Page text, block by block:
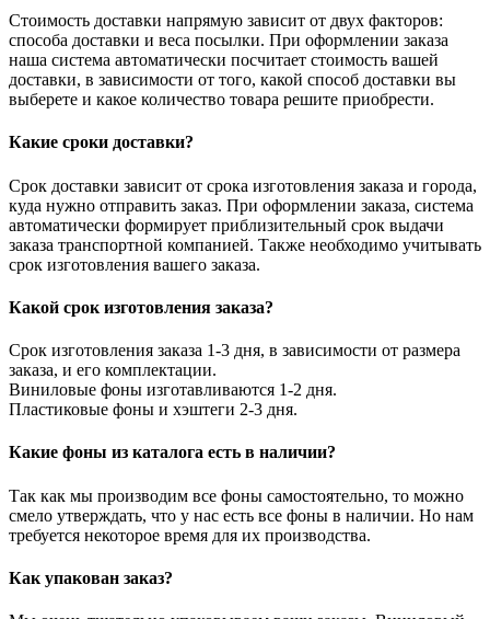
Стоимость доставки напрямую зависит от двух факторов:
способа доставки и веса посылки. При оформлении заказа
наша система автоматически посчитает стоимость вашей
доставки, в зависимости от того, какой способ доставки вы
выберете и какое количество товара решите приобрести.
Какие сроки доставки?
Срок доставки зависит от срока изготовления заказа и города,
куда нужно отправить заказ. При оформлении заказа, система
автоматически формирует приблизительный срок выдачи
заказа транспортной компанией. Также необходимо учитывать
срок изготовления вашего заказа.
Какой срок изготовления заказа?
Срок изготовления заказа 1-3 дня, в зависимости от размера
заказа, и его комплектации.
Виниловые фоны изготавливаются 1-2 дня.
Пластиковые фоны и хэштеги 2-3 дня.
Какие фоны из каталога есть в наличии?
Так как мы производим все фоны самостоятельно, то можно
смело утверждать, что у нас есть все фоны в наличии. Но нам
требуется некоторое время для их производства.
Как упакован заказ?